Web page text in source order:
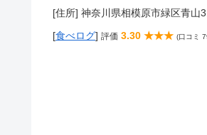
[住所] 神奈川県相模原市緑区青山
[食べログ] 評価 3.30 ★★★ (口コミ